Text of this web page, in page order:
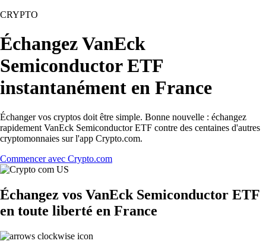
CRYPTO
Échangez VanEck
Semiconductor ETF
instantanément en France
Échanger vos cryptos doit être simple. Bonne nouvelle : échangez
rapidement VanEck Semiconductor ETF contre des centaines d'autres
cryptomonnaies sur l'app Crypto.com.
Commencer avec Crypto.com
Échangez vos VanEck Semiconductor ETF
en toute liberté en France